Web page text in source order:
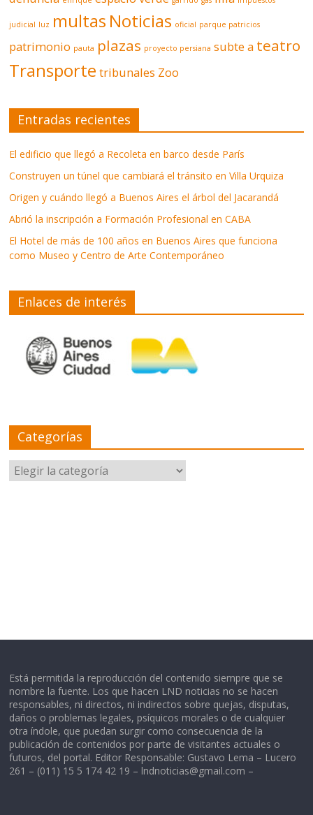
judicial luz multas Noticias oficial parque patricios
patrimonio pauta plazas proyecto persiana subte a teatro
Transporte tribunales Zoo
Entradas recientes
El edificio que llegó a Recoleta en barco desde París
Construyen un túnel que cambiará el tránsito en Villa Urquiza
Origen y cuándo llegó a Buenos Aires el árbol del Jacarandá
Abrió la inscripción a Formación Profesional en CABA
El Hotel de más de 100 años en Buenos Aires que funciona
como Museo y Centro de Arte Contemporáneo
Enlaces de interés
Categorías
Categorías
Está permitida la reproducción del contenido siempre que se
nombre la fuente. Los que hacen LND noticias no se hacen
responsables, ni directos, ni indirectos sobre quejas, disputas,
daños o problemas legales, psíquicos morales o de cualquier
otra índole, que puedan surgir como consecuencia de la
publicación de contenidos por parte de visitantes actuales o
futuros, del portal. Editor Responsable: Gustavo Lema – Lucero
261 – (011) 15 5 174 42 19 – lndnoticias@gmail.com –